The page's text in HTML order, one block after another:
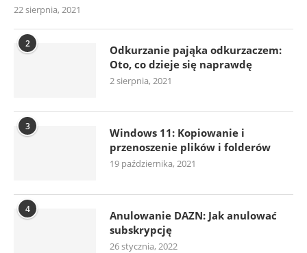
22 sierpnia, 2021
2
Odkurzanie pająka odkurzaczem:
Oto, co dzieje się naprawdę
2 sierpnia, 2021
3
Windows 11: Kopiowanie i
przenoszenie plików i folderów
19 października, 2021
4
Anulowanie DAZN: Jak anulować
subskrypcję
26 stycznia, 2022